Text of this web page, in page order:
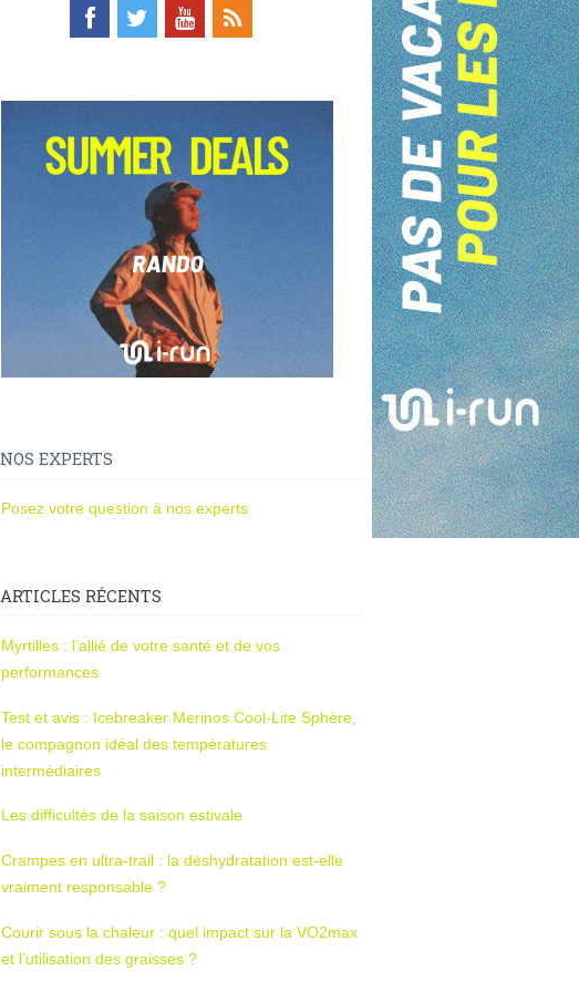
NOS EXPERTS
Posez votre question à nos experts
ARTICLES RÉCENTS
Myrtilles : l’allié de votre santé et de vos
performances
Test et avis : Icebreaker Merinos Cool-Lite Sphère,
le compagnon idéal des températures
intermédiaires
Les difficultés de la saison estivale
Crampes en ultra-trail : la déshydratation est-elle
vraiment responsable ?
Courir sous la chaleur : quel impact sur la VO2max
et l’utilisation des graisses ?